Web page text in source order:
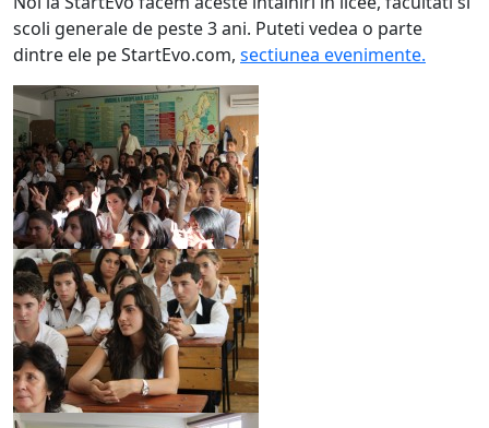
scoli generale de peste 3 ani. Puteti vedea o parte
dintre ele pe StartEvo.com, sectiunea evenimente.